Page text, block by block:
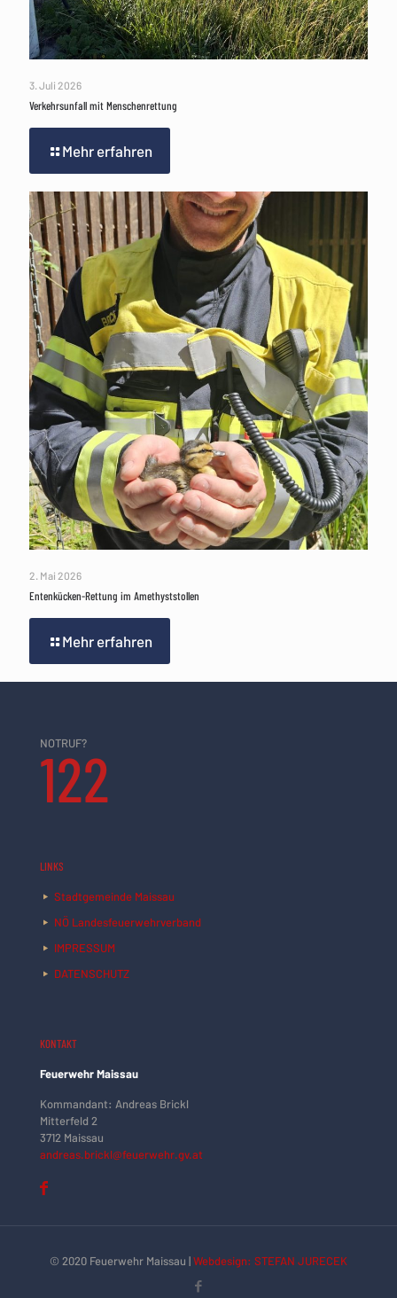
3. Juli 2026
Verkehrsunfall mit Menschenrettung
Mehr erfahren
2. Mai 2026
Entenkücken-Rettung im Amethyststollen
Mehr erfahren
NOTRUF?
122
LINKS
Stadtgemeinde Maissau
NÖ Landesfeuerwehrverband
IMPRESSUM
DATENSCHUTZ
KONTAKT
Feuerwehr Maissau
Kommandant: Andreas Brickl
Mitterfeld 2
3712 Maissau
andreas.brickl@feuerwehr.gv.at
© 2020 Feuerwehr Maissau |Webdesign: STEFAN JURECEK